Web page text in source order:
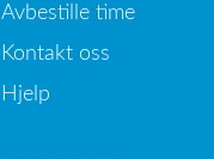
Avbestille time
Kontakt oss
Hjelp